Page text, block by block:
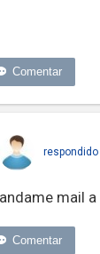
respondido
mail a